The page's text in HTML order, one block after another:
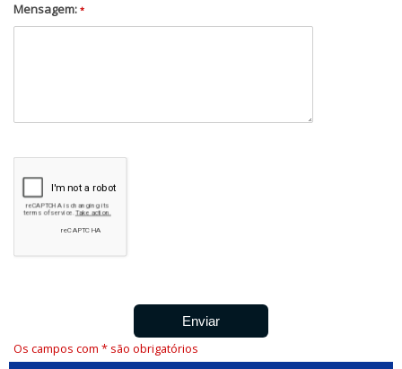
Mensagem: *
Os campos com * são obrigatórios